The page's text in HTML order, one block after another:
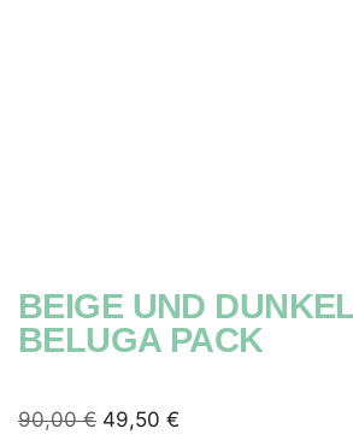
BEIGE UND
BELUGA PACK
90,00€ 49,50 €